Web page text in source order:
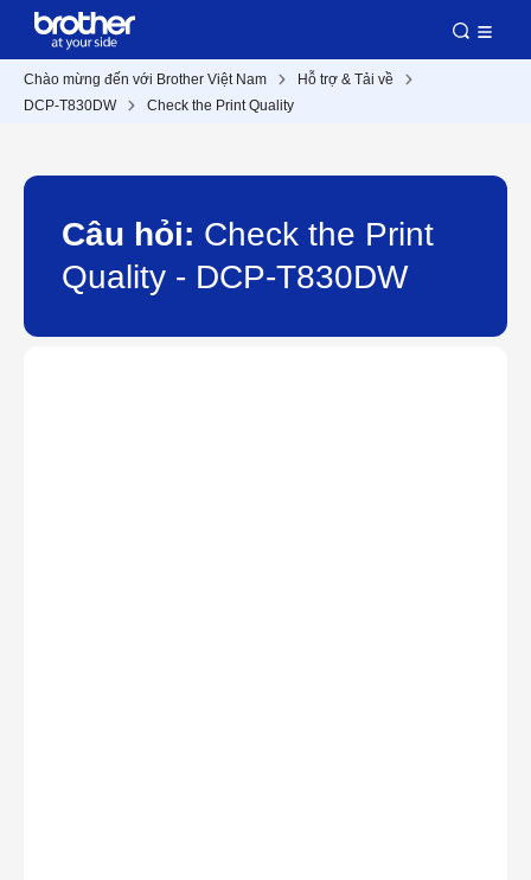
Chào mừng đến với Brother Việt Nam
Hỗ trợ & Tải về
DCP-T830DW
Check the Print Quality
Câu hỏi: Check the Print
Quality - DCP-T830DW